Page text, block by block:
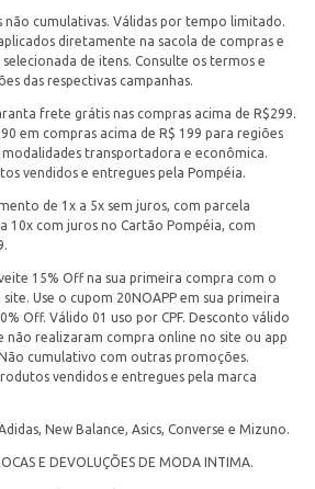
não cumulativas. Válidas por tempo limitado.
diretamente na sacola de compras e
de itens. Consulte os termos e
das respectivas campanhas.
frete grátis nas compras acima de R$299.
em compras acima de R$ 199 para regiões
modalidades transportadora e econômica.
vendidos e entregues pela Pompéia.
de 1x a 5x sem juros, com parcela
10x com juros no Cartão Pompéia, com
15% Off na sua primeira compra com o
Use o cupom 20NOAPP em sua primeira
Off. Válido 01 uso por CPF. Desconto válido
não realizaram compra online no site ou app
cumulativo com outras promoções.
vendidos e entregues pela marca
New Balance, Asics, Converse e Mizuno.
E DEVOLUÇÕES DE MODA INTIMA.